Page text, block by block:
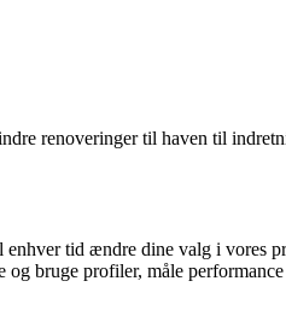
renoveringer til haven til
enhver tid ændre dine valg i vores
bruge profiler, måle